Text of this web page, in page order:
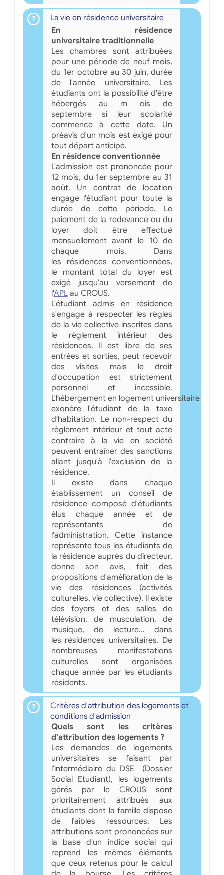
La vie en résidence universitaire
En résidence
universitaire traditionnelle
Les chambres sont attribuées
pour une période de neuf mois,
du 1er octobre au 30 juin, durée
de l'année universitaire. Les
étudiants ont la possibilité d'être
hébergés au m ois de
septembre si leur scolarité
commence à cette date. Un
préavis d'un mois est exigé pour
tout départ anticipé.
En résidence conventionnée
L'admission est prononcée pour
12 mois, du 1er septembre au 31
août. Un contrat de location
engage l'étudiant pour toute la
durée de cette période. Le
paiement de la redevance ou du
loyer doit être effectué
mensuellement avant le 10 de
chaque mois. Dans
les résidences conventionnées,
le montant total du loyer est
exigé jusqu'au versement de
l'APLau CROUS.
L'étudiant admis en résidence
s'engage à respecter les règles
de la vie collective inscrites dans
le règlement intérieur des
résidences. Il est libre de ses
entrées et sorties, peut recevoir
des visites mais le droit
d'occupation est strictement
personnel et incessible.
L'hébergement en logement universitaire
exonère l'étudiant de la taxe
d'habitation. Le non-respect du
règlement intérieur et tout acte
contraire à la vie en société
peuvent entraîner des sanctions
allant jusqu'à l'exclusion de la
résidence.
Il existe dans chaque
établissement un conseil de
résidence composé d'étudiants
élus chaque année et de
représentants de
l'administration. Cette instance
représente tous les étudiants de
la résidence auprès du directeur,
donne son avis, fait des
propositions d'amélioration de la
vie des résidences (activités
culturelles, vie collective). Il existe
des foyers et des salles de
télévision, de musculation, de
musique, de lecture... dans
les résidences universitaires. De
nombreuses manifestations
culturelles sont organisées
chaque année par les étudiants
résidents.
Critères d'attribution des logements et
conditions d'admission
Quels sont les critères
d'attribution des logements ?
Les demandes de logements
universitaires se faisant par
l'intermédiaire du DSE (Dossier
Social Etudiant), les logements
gérés par le CROUS sont
prioritairement attribués aux
étudiants dont la famille dispose
de faibles ressources. Les
attributions sont prononcées sur
la base d'un indice social qui
reprend les mêmes éléments
que ceux retenus pour le calcul